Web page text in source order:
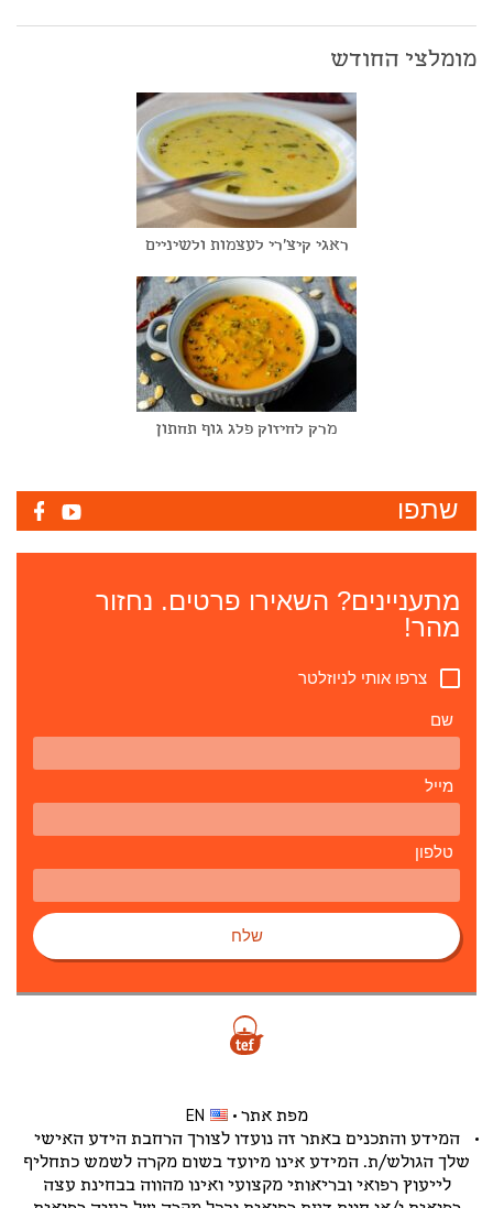
מומלצי החודש
ראגי קיצ'רי לעצמות ולשיניים
מרק לחיזוק פלג גוף תחתון
שתפו
מתעניינים? השאירו פרטים. נחזור
מהר!
צרפו אותי לניוזלטר
שם
מייל
טלפון
שלח
מפת אתר
EN
המידע והתכנים באתר זה נועדו לצורך הרחבת הידע האישי
שלך הגולש/ת. המידע אינו מיועד בשום מקרה לשמש כתחליף
לייעוץ רפואי ובריאותי מקצועי ואינו מהווה בבחינת עצה